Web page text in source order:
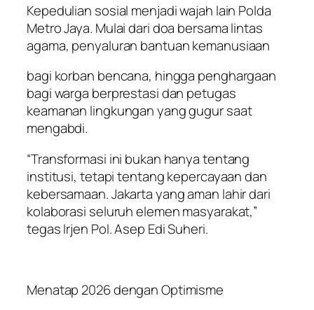
Kepedulian sosial menjadi wajah lain Polda
Metro Jaya. Mulai dari doa bersama lintas
agama, penyaluran bantuan kemanusiaan
bagi korban bencana, hingga penghargaan
bagi warga berprestasi dan petugas
keamanan lingkungan yang gugur saat
mengabdi.
“Transformasi ini bukan hanya tentang
institusi, tetapi tentang kepercayaan dan
kebersamaan. Jakarta yang aman lahir dari
kolaborasi seluruh elemen masyarakat,”
tegas Irjen Pol. Asep Edi Suheri.
Menatap 2026 dengan Optimisme